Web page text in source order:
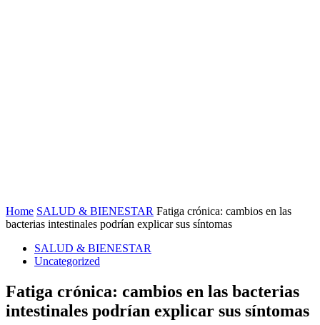
Home SALUD & BIENESTAR Fatiga crónica: cambios en las
bacterias intestinales podrían explicar sus síntomas
SALUD & BIENESTAR
Uncategorized
Fatiga crónica: cambios en las bacterias
intestinales podrían explicar sus síntomas